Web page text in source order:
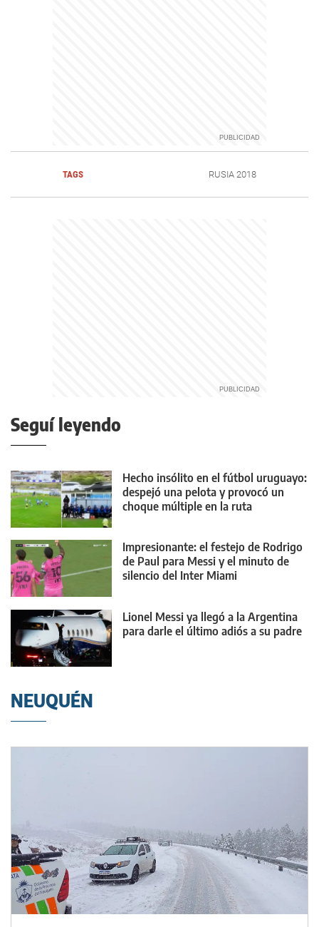
TAGS RUSIA 2018
Seguí leyendo
Hecho insólito en el fútbol uruguayo:
despejó una pelota y provocó un
choque múltiple en la ruta
Impresionante: el festejo de Rodrigo
de Paul para Messi y el minuto de
silencio del Inter Miami
Lionel Messi ya llegó a la Argentina
para darle el último adiós a su padre
NEUQUÉN